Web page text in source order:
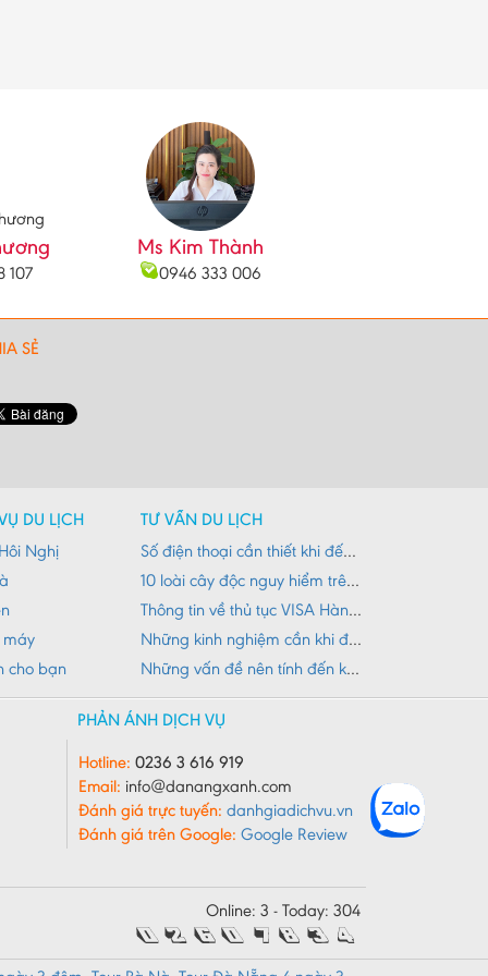
107
Ms Kim Thành
0946 333 006
SẺ
DU LỊCH
Nghị
máy
cho bạn
TƯ VẤN DU LỊCH
Số điện thoại cần thiết khi đến Đà Nẵng
10 loài cây độc nguy hiểm trên đường du lịch
Thông tin về thủ tục VISA Hàn Quốc
Những kinh nghiệm cần khi đi du lịch núi Đà Nẵng
Những vấn đề nên tính đến khi đi du lịch
PHẢN ÁNH DỊCH VỤ
Hotline: 0236 3 616 919
Email: info@danangxanh.com
Đánh giá trực tuyến: danhgiadichvu.vn
Đánh giá trên Google: Google Review
Online: 3 - Today: 304